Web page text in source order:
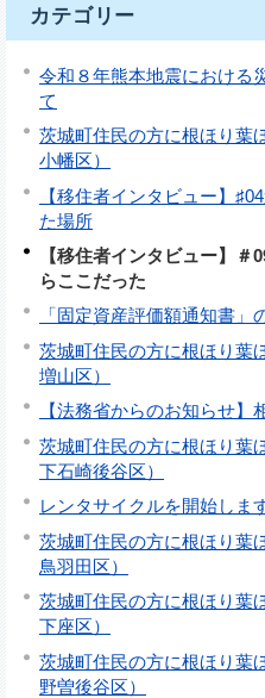
カテゴリー
令和８年熊本地震における
て
茨城町住民の方に根ほり葉
小幡区）
【移住者インタビュー】
た場所
【移住者インタビュー】
らここだった
「固定資産評価額通知書」
茨城町住民の方に根ほり葉
増山区）
【法務省からのお知らせ
茨城町住民の方に根ほり葉
下石崎後谷区）
レンタサイクルを開始しま
茨城町住民の方に根ほり葉
鳥羽田区）
茨城町住民の方に根ほり葉
下座区）
茨城町住民の方に根ほり葉
野曽後谷区）